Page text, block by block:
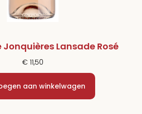
Jonquières Lansade Rosé
€ 11,50
aan winkelwagen